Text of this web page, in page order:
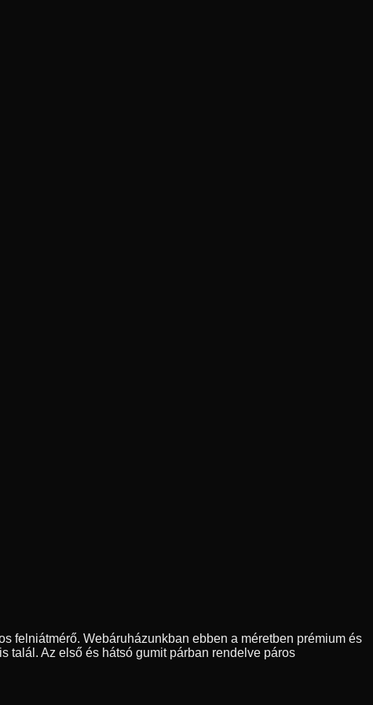
felniátmérő. Webáruházunkban ebben a méretben prémium és
talál. Az első és hátsó gumit párban rendelve páros